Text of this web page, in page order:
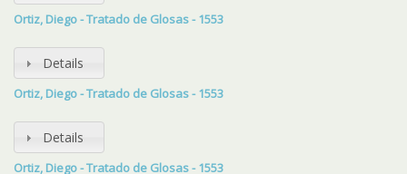
Ortiz, Diego - Tratado de Glosas - 1553
Details
Ortiz, Diego - Tratado de Glosas - 1553
Details
Ortiz, Diego - Tratado de Glosas - 1553